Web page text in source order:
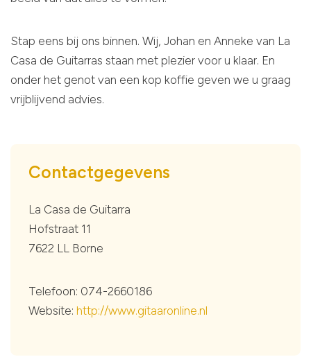
Stap eens bij ons binnen. Wij, Johan en Anneke van La
Casa de Guitarras staan met plezier voor u klaar. En
onder het genot van een kop koffie geven we u graag
vrijblijvend advies.
Contactgegevens
La Casa de Guitarra
Hofstraat 11
7622 LL Borne
Telefoon: 074-2660186
Website: http://www.gitaaronline.nl